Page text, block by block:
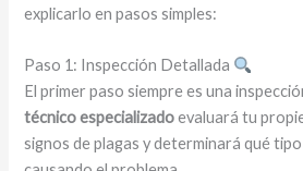
explicarlo en pasos simples:
Paso 1: Inspección Detallada
El primer paso siempre es una
técnico especializadoevaluará tu
signos de plagas y determinará qué